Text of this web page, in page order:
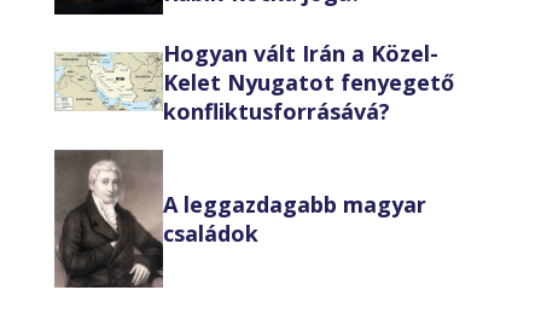
Hogyan vált Irán a Közel-
Kelet Nyugatot fenyegető
konfliktusforrásává?
A leggazdagabb magyar
családok